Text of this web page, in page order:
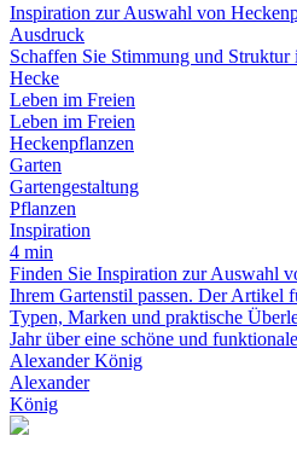
Inspiration zur Auswahl von
Ausdruck
Schaffen Sie Stimmung und
Hecke
Leben im Freien
Leben im Freien
Heckenpflanzen
Garten
Gartengestaltung
Pflanzen
Inspiration
4 min
Finden Sie Inspiration zur Auswahl
Ihrem Gartenstil passen. Der Artikel
Typen, Marken und praktische
Jahr über eine schöne und
Alexander König
Alexander
König